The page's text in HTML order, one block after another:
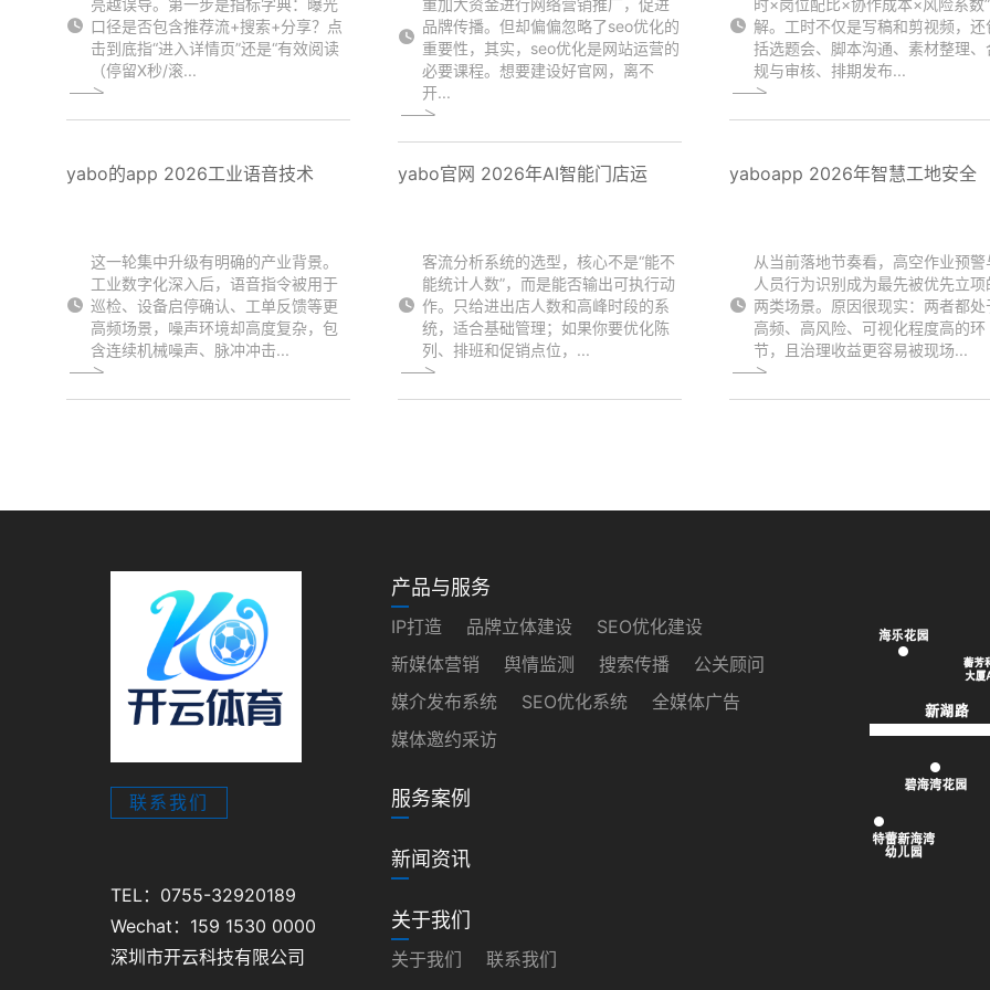
亮越误导。第一步是指标字典：曝光
口径是否包含推荐流+搜索+分享？点
击到底指“进入详情页”还是“有效阅读
（停留X秒/滚...
重加大资金进行网络营销推广，促进
品牌传播。但却偏偏忽略了seo优化的
重要性，其实，seo优化是网站运营的
必要课程。想要建设好官网，离不
开...
时×岗位配比×协作成本×风险系数
解。工时不仅是写稿和剪视频，还
括选题会、脚本沟通、素材整理、
规与审核、排期发布...
yabo的app 2026工业语音技术
这一轮集中升级有明确的产业背景。
工业数字化深入后，语音指令被用于
巡检、设备启停确认、工单反馈等更
高频场景，噪声环境却高度复杂，包
含连续机械噪声、脉冲冲击...
yabo官网 2026年AI智能门店运
客流分析系统的选型，核心不是“能不
能统计人数”，而是能否输出可执行动
作。只给进出店人数和高峰时段的系
统，适合基础管理；如果你要优化陈
列、排班和促销点位，...
yaboapp 2026年智慧工地安全
从当前落地节奏看，高空作业预警
人员行为识别成为最先被优先立项
两类场景。原因很现实：两者都处
高频、高风险、可视化程度高的环
节，且治理收益更容易被现场...
联系我们
TEL：0755-32920189
Wechat：159 1530 0000
深圳市开云科技有限公司
产品与服务
IP打造 品牌立体建设
SEO优化建设
新媒体营销
舆情监测 搜索传播
公关顾问
媒介发布系统
SEO优化系统
全媒体广告
媒体邀约采访
服务案例
新闻资讯
关于我们
关于我们 联系我们